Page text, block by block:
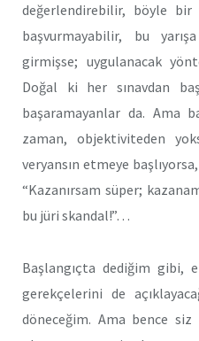
değerlendirebilir, böyle bir
başvurmayabilir, bu
girmişse; uygulanacak
Doğal ki her sınavdan
başaramayanlar da. Ama
zaman, objektiviteden
veryansın etmeye
“Kazanırsam süper;
bu jüri skandal!”…
Başlangıçta dediğim gibi,
gerekçelerini de
döneceğim. Ama bence